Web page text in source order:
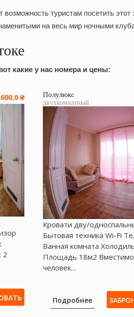
туристам посетить
на весь мир ночными
какие у нас номера и цены:
600.0 ₴
2
Полулюкс
двухкомнатный
Кровати дву/
Бытовая техника Wi-Fi
Ванная комната
Площадь 18м2
человек…
Подробнее